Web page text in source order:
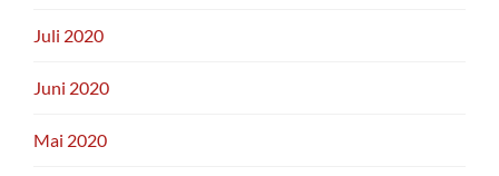
Juli 2020
Juni 2020
Mai 2020